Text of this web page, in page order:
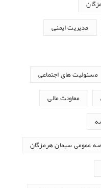
مدیریت ایمنی
مسئولیت های اجتماعی
معاونت مالی
عمومی سیمان هرمزگان